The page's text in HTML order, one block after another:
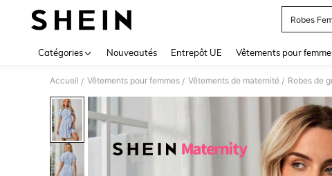
Robes
Catégories Nouveautés Entrepôt UE Vêtements pour
Accueil / Vêtements pour femmes / Vêtements de maternité / Robes de